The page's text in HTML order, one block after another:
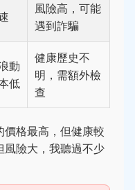
風險高，可能
遇到詐騙
動
低
健康歷史不
明，需額外檢
查
格最高，但健康較
風險大，我聽過不少